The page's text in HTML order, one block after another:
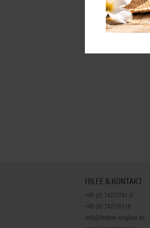
HILFE & KONTAKT
+49 (0) 7427/701-0
+49 (0) 7427/6118
info@lindner-original.de